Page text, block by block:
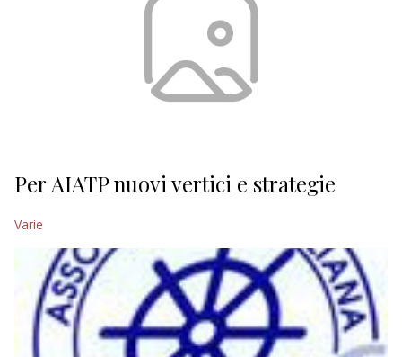
Per AIATP nuovi vertici e strategie
Varie